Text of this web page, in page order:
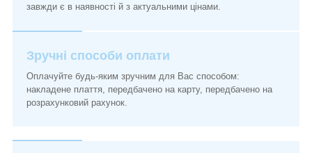
завжди є в наявності й з актуальними цінами.
Зручні способи оплати
Оплачуйте будь-яким зручним для Вас способом:
накладене плаття, передбачено на карту, передбачено на
розрахунковий рахунок.